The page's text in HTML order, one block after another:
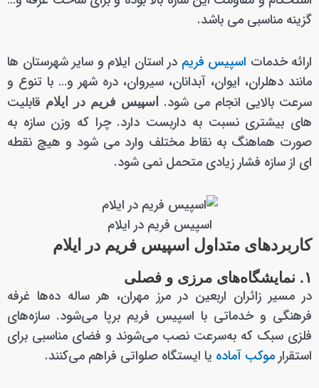
گزینه مناسبی می باشد.
ارائه خدمات اسپیس فریم در استان ایلام و سایر شهرستان ها
مانند دهلران، ایوان، آبدانان، سیروان، دره شهر و… با تنوع و
سرعت بالایی انجام می شود.
اسپیس فریم در ایلام قابلیت
های بیشتری نسبت به داربست دارد. چرا که وزن سازه به
صورت هماهنگ به نقاط مختلف وارد می شود و هیچ نقطه
ای از سازه فشار زیادی متحمل نمی شود.
اسپیس فریم در ایلام
کاربردهای متداول اسپیس فریم در ایلام
۱. نمایشگاه‌های مرزی و فصلی
در مسیر زائران اربعین در مرز مهران، هر ساله ده‌ها غرفه
فرهنگی و خدماتی با اسپیس فریم برپا می‌شود. سازه‌های
فلزی سبک که به‌سرعت نصب می‌شوند و فضای مناسبی برای
استقرار موکب آماده یا ایستگاه صلواتی فراهم می‌کنند.